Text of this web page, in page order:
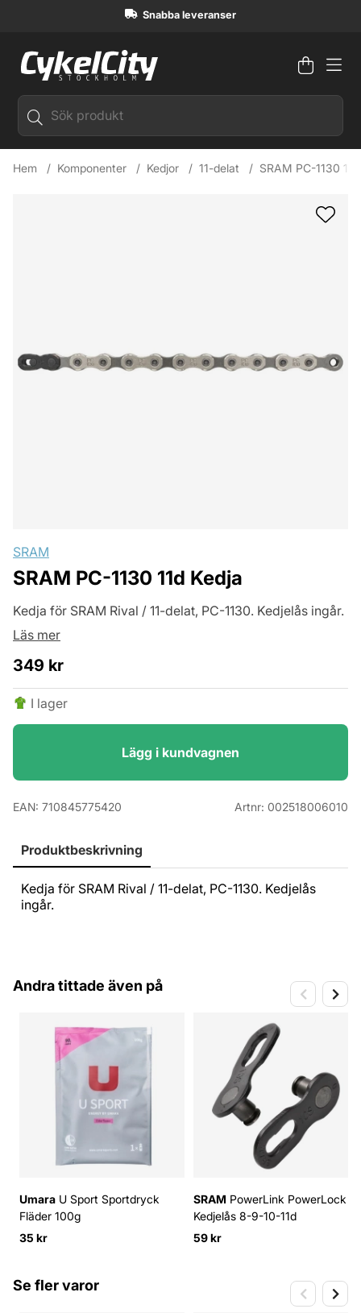
Snabba leveranser
Antal i
.
Hem Komponenter Kedjor 11-delat SRAM PC-1130
SRAM
SRAM PC-1130 11d Kedja
Kedja för SRAM Rival / 11-delat, PC-1130. Kedjelås ingår.
Läs mer
349 kr
I lager
Lägg i kundvagnen
EAN: 710845775420 Artnr: 002518006010
Produktbeskrivning
Kedja för SRAM Rival / 11-delat, PC-1130. Kedjelås
ingår.
Andra tittade även på
Umara U Sport Sportdryck
Fläder 100g
35 kr
SRAM PowerLink PowerLock
Kedjelås 8-9-10-11d
59 kr
Se fler varor